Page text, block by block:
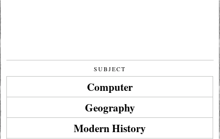
SUBJECT
Computer
Geography
Modern History